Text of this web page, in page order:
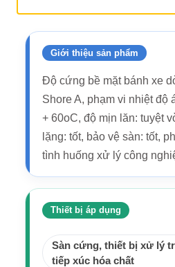
Giới thiệu sản phẩm
Độ cứng bề mặt bánh xe
Shore A, phạm vi nhiệt độ
+ 60oC, độ mịn lăn: tuyệt
lặng: tốt, bảo vệ sàn: tốt,
tình huống xử lý công
Thiết bị áp dụng
Sàn cứng, thiết bị xử lý
tiếp xúc hóa chất